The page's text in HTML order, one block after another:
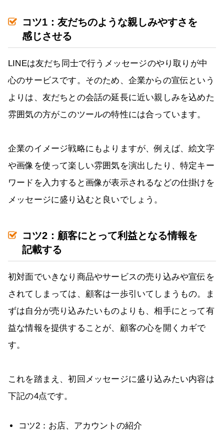
コツ1：友だちのような親しみやすさを
感じさせる
LINEは友だち同士で行うメッセージのやり取りが中
心のサービスです。そのため、企業からの宣伝という
よりは、友だちとの会話の延長に近い親しみを込めた
雰囲気の方がこのツールの特性には合っています。
企業のイメージ戦略にもよりますが、例えば、絵文字
や画像を使って楽しい雰囲気を演出したり、特定キー
ワードを入力すると画像が表示されるなどの仕掛けを
メッセージに盛り込むと良いでしょう。
コツ2：顧客にとって利益となる情報を
記載する
初対面でいきなり商品やサービスの売り込みや宣伝を
されてしまっては、顧客は一歩引いてしまうもの。ま
ずは自分が売り込みたいものよりも、相手にとって有
益な情報を提供することが、顧客の心を開くカギで
す。
これを踏まえ、初回メッセージに盛り込みたい内容は
下記の4点です。
コツ2：お店、アカウントの紹介